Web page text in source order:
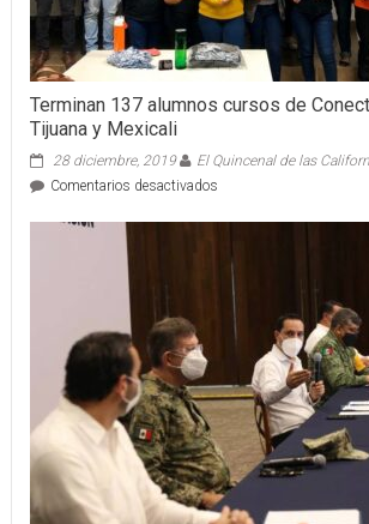
Terminan 137 alumnos cursos de
Tijuana y Mexicali
28 diciembre, 2019
El Quincenal de las
Comentarios desactivadosen
137
Conecta
Empleo
Tijuana
y
Mexicali